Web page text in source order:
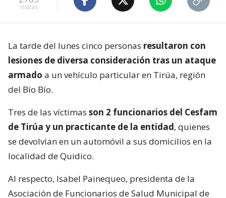
visitas
La tarde del lunes cinco personas resultaron con
lesiones de diversa consideración tras un ataque
armado a un vehículo particular en Tirúa, región
del Bío Bío.
Tres de las víctimas son 2 funcionarios del Cesfam
de Tirúa y un practicante de la entidad, quienes
se devolvían en un automóvil a sus domicilios en la
localidad de Quidico.
Al respecto, Isabel Painequeo, presidenta de la
Asociación de Funcionarios de Salud Municipal de